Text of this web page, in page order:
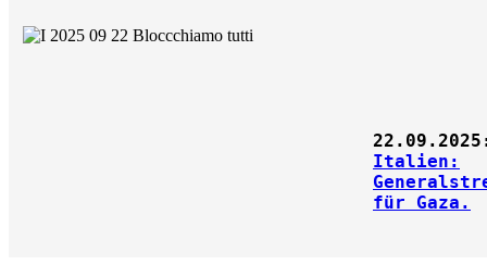
Italien:
für Gaza.